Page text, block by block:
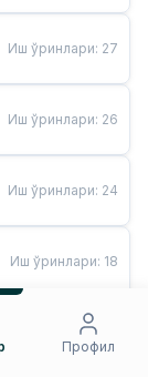
Иш ўринлари: 27
Иш ўринлари: 26
Иш ўринлари: 24
Иш ўринлари: 18
Иш ўринлари
Профил